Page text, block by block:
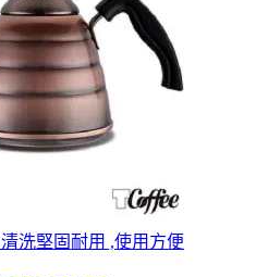
洗堅固耐用 ,使用方便